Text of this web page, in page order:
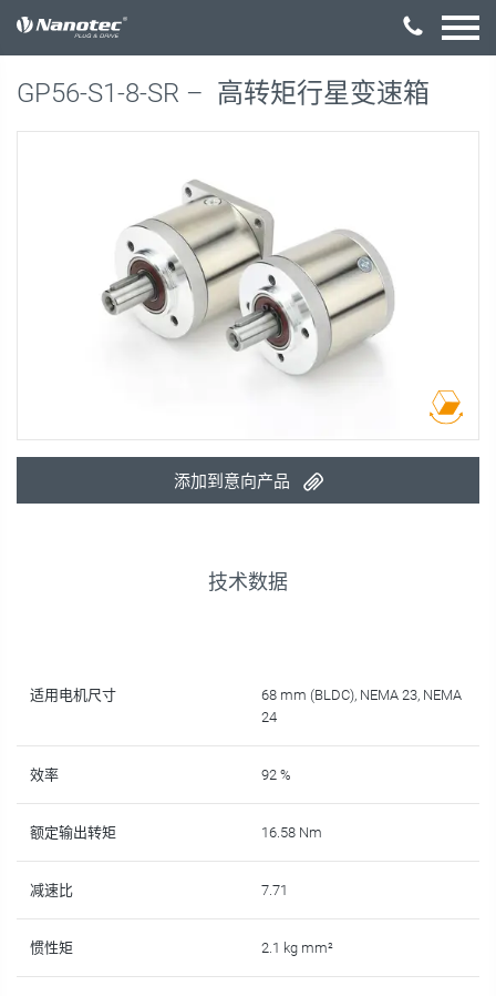
激活配置
GP56-S1-8-SR – 高转矩行星变速箱
添加到意向产品
技术数据
适用电机尺寸
68 mm (BLDC), NEMA 23, NEMA
24
效率 92 %
额定输出转矩 16.58 Nm
减速比 7.71
惯性矩 2.1 kg mm²